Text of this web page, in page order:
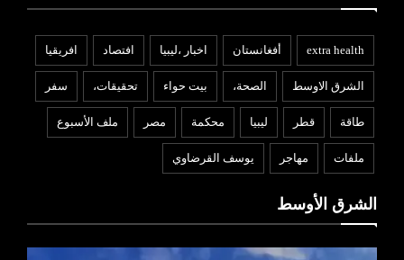
extra health أفغانستان اخبار ،ليبيا افتصاد افريقيا
الشرق الاوسط الصحة، بيت حواء تحقيقات، سفر
طاقة قطر ليبيا محكمة مصر ملف الأسبوع
ملفات مهاجر يوسف القرضاوي
الشرق الأوسط